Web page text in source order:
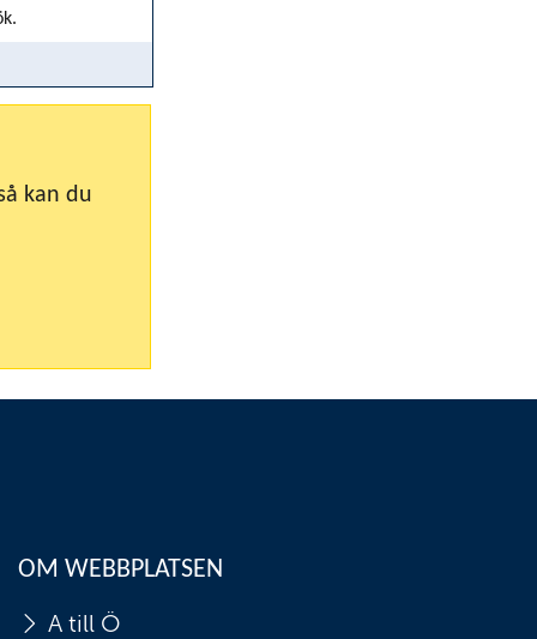
kan du
OM WEBBPLATSEN
A till Ö